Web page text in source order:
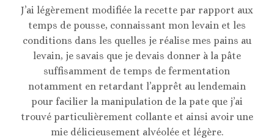
J’ai légèrement modifiée la recette par rapport aux
temps de pousse, connaissant mon levain et les
conditions dans les quelles je réalise mes pains au
levain, je savais que je devais donner à la pâte
suffisamment de temps de fermentation
notamment en retardant l’apprêt au lendemain
pour facilier la manipulation de la pate que j’ai
trouvé particulièrement collante et ainsi avoir une
mie délicieusement alvéolée et légère.